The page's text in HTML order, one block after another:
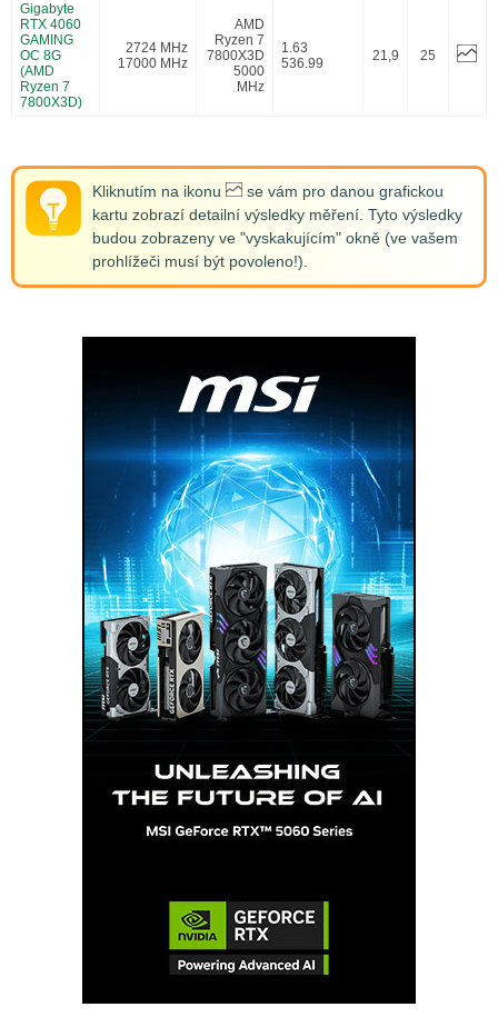
Gigabyte
RTX 4060
GAMING
OC 8G
(AMD
Ryzen 7
7800X3D)
2724 MHz
17000 MHz
AMD
Ryzen 7
7800X3D
5000
MHz
1.63
536.99
21,9 25
Kliknutím na ikonu
se vám pro danou grafickou
kartu zobrazí detailní výsledky měření. Tyto výsledky
budou zobrazeny ve "vyskakujícím" okně (ve vašem
prohlížeči musí být povoleno!).